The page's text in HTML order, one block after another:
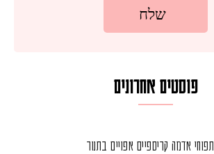
פוסטים אחרונים
תפוחי אדמה קריספיים אפויים בתנור